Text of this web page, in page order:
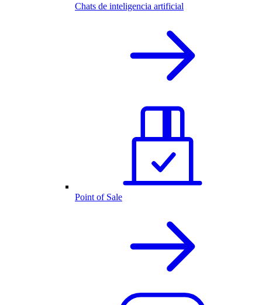
Chats de inteligencia artificial
Point of Sale